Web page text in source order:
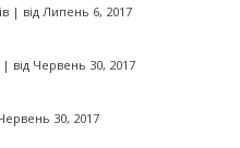
| від Липень 6, 2017
від Червень 30, 2017
30, 2017